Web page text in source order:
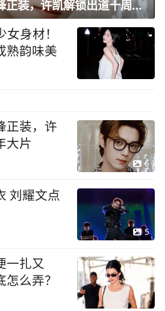
从复古休闲到先锋正装，许凯解锁出道十周年大片
身材！
熟韵味美
正装，许
大片
6
刘耀文点
5
一扎又
么弄？